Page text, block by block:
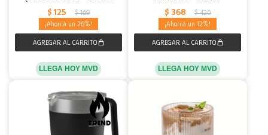
$ 125 $ 169
26
LLEGA HOY MVD
$ 368 $ 420
12
LLEGA HOY MVD